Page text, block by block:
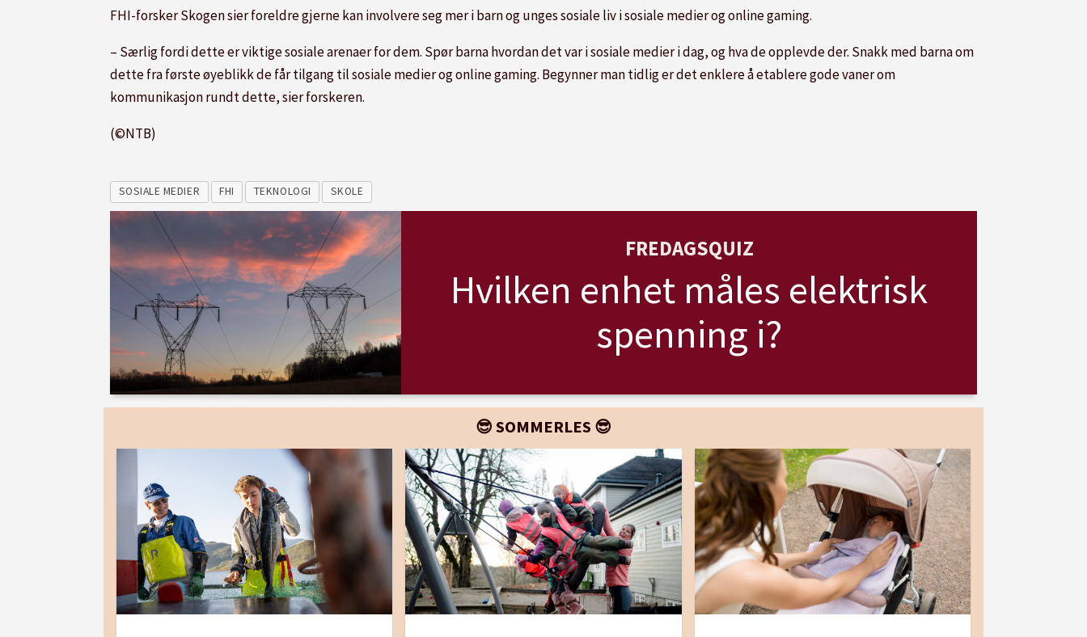
FHI-forsker Skogen sier foreldre gjerne kan involvere seg mer i barn og unges sosiale liv i sosiale medier og online gaming.
– Særlig fordi dette er viktige sosiale arenaer for dem. Spør barna hvordan det var i sosiale medier i dag, og hva de opplevde der. Snakk med barna om
dette fra første øyeblikk de får tilgang til sosiale medier og online gaming. Begynner man tidlig er det enklere å etablere gode vaner om
kommunikasjon rundt dette, sier forskeren.
(©NTB)
SOSIALE MEDIER FHI TEKNOLOGI SKOLE
FREDAGSQUIZ
Hvilken enhet måles elektrisk
spenning i?
😎 SOMMERLES 😎